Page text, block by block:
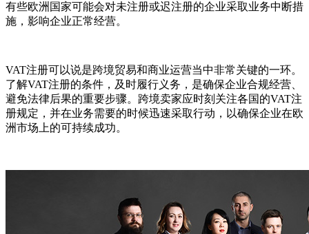
有些欧洲国家可能会对未注册或迟注册的企业采取业务中断措
施，影响企业正常经营。
VAT注册可以说是跨境贸易和商业运营当中非常关键的一环。
了解VAT注册的条件，及时履行义务，是确保企业合规经营、
避免法律后果的重要步骤。跨境卖家应时刻关注各国的VAT注
册规定，并在业务需要的时候迅速采取行动，以确保企业在欧
洲市场上的可持续成功。